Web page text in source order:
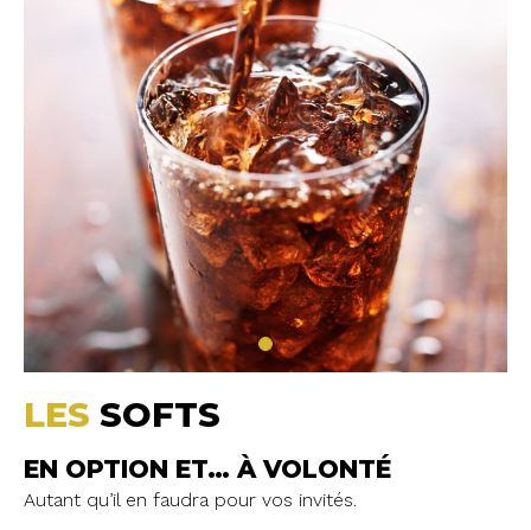
LES SOFTS
EN OPTION ET… À VOLONTÉ
Autant qu’il en faudra pour vos invités.